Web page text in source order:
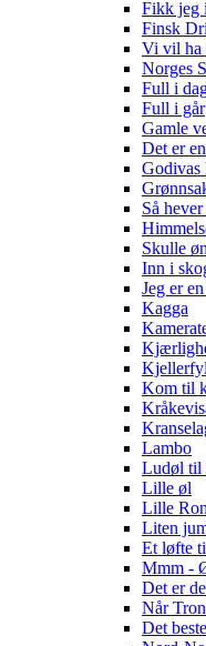
Fikk jeg
Finsk
Vi vil
Norges
Full i
Full i går
Gamle
Det er
Godivas
Så
Skulle
Inn i
Jeg er
Kagga
Kom til
Lambo
Ludøl til
Lille øl
Lille
Liten
Et løfte
Mmm -
Det er
Når
Det